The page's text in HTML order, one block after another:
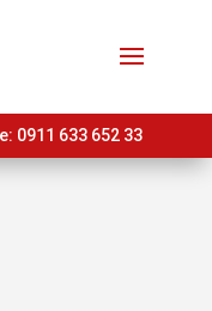
0911 633 652 33